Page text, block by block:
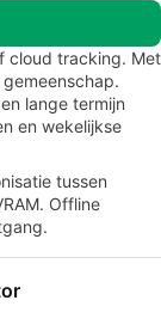
cloud tracking. Met
lange termijn
en wekelijkse
tussen
Offline